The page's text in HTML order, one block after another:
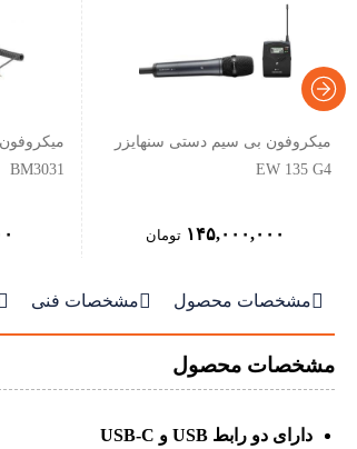
میکروفون بی سیم دستی سنهایزر
EW 135 G4
۱۴۵,۰۰۰,۰۰۰ تومان
BM3031
مشخصات محصول مشخصات فنی 
مشخصات محصول
دارای دو رابط USB و USB-C